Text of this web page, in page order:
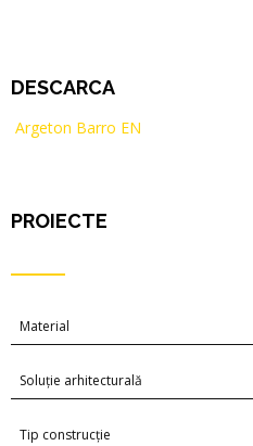
DESCARCA
Argeton Barro EN
PROIECTE
Material
Soluție arhitecturală
Tip construcție